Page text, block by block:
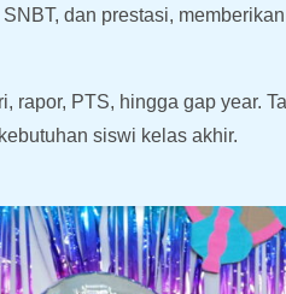
dan prestasi,
rapor, PTS, hingga gap year.
siswi kelas akhir.